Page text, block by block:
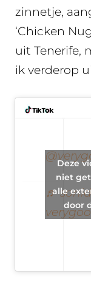
zinnetje,
‘Chicken
uit Tenerife,
ik verderop
♬
Deze
niet
alle
door